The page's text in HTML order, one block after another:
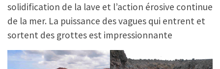
solidification de la lave et l’action érosive continue
de la mer. La puissance des vagues qui entrent et
sortent des grottes est impressionnante